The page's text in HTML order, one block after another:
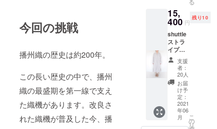
今回の挑戦
播州織の歴史は約200年。
この長い歴史の中で、播州
織の最盛期を第一線で支え
た織機があります。改良さ
れた織機が普及した今、播
メで
す。 素
材：
コット
ン100%
生地部
分のサ
イズ：
50cm×
50cm
(サイズ
は測り
方によ
り、若
干の誤
内紐で
のウエ
節も可
能。締
め付け
が少な
い分、
丸1日履
いて疲
れ知ら
ずなは
ず。 フ
ロント
にはゴ
ニック
やワン
ピース
との
コー
ディ
ネート
にもお
すすめ
です。
ウエス
トに太
めのゴ
ムを入
れるこ
ク。 小
さめの
襟が優
しい雰
囲気を
演出し
ます。
ヒップ
の隠れ
る丈感
と、程
よく
ギャ
ザーが
入った
15,
400 円
残り10
shuttle
ストラ
イプ
オー
バーワ
ンピー
ス(グ
レー )
ASSOP
001
シャト
ルコッ
トンを
支援
者：
20人
お届
け予
定：
2021
年06
月
こ
の
リ